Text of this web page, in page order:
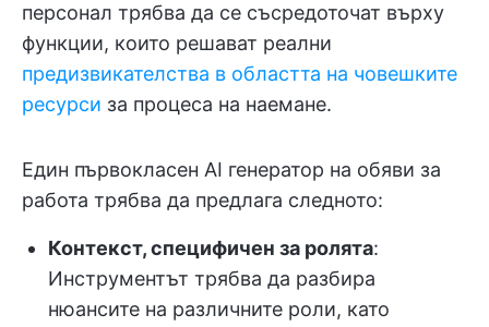
персонал трябва да се съсредоточат върху
функции, които решават реални
предизвикателства в областта на човешките
ресурси за процеса на наемане.
Един първокласен AI генератор на обяви за
работа трябва да предлага следното:
Контекст, специфичен за ролята:
Инструментът трябва да разбира
нюансите на различните роли, като